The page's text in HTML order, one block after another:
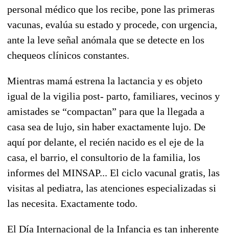
personal médico que los recibe, pone las primeras
vacunas, evalúa su estado y procede, con urgencia,
ante la leve señal anómala que se detecte en los
chequeos clínicos constantes.
Mientras mamá estrena la lactancia y es objeto
igual de la vigilia post- parto, familiares, vecinos y
amistades se “compactan” para que la llegada a
casa sea de lujo, sin haber exactamente lujo. De
aquí por delante, el recién nacido es el eje de la
casa, el barrio, el consultorio de la familia, los
informes del MINSAP... El ciclo vacunal gratis, las
visitas al pediatra, las atenciones especializadas si
las necesita. Exactamente todo.
El Día Internacional de la Infancia es tan inherente